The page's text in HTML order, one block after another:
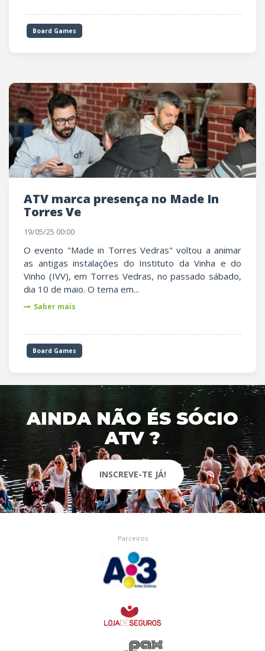
Board Games
ATV marca presença no Made In
Torres Ve
19/05/25 00:00
O evento "Made in Torres Vedras" voltou a animar
as antigas instalações do Instituto da Vinha e do
Vinho (IVV), em Torres Vedras, no passado sábado,
dia 10 de maio. O tema em...
Saber mais
Board Games
AINDA NÃO ÉS SÓCIO
ATV ?
INSCREVE-TE JÁ!
Parceiros